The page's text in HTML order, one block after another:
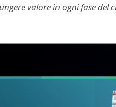
valore in ogni fase